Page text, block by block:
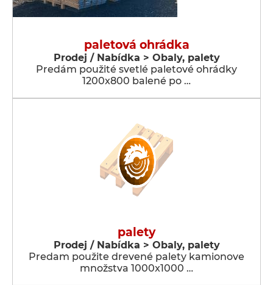
paletová ohrádka
Prodej / Nabídka > Obaly, palety
Predám použité svetlé paletové ohrádky
1200x800 balené po …
palety
Prodej / Nabídka > Obaly, palety
Predam použite drevené palety kamionove
množstva 1000x1000 …